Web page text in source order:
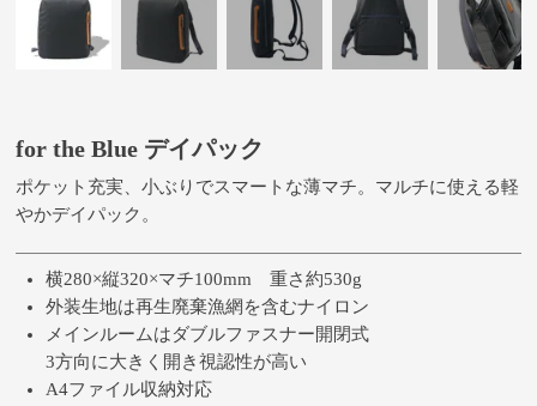
for the Blue デイパック
ポケット充実、小ぶりでスマートな薄マチ。マルチに使える軽
やかデイパック。
横280×縦320×マチ100mm 重さ約530g
外装生地は再生廃棄漁網を含むナイロン
メインルームはダブルファスナー開閉式
3方向に大きく開き視認性が高い
A4ファイル収納対応